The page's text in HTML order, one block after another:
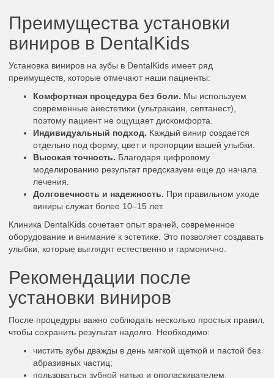
Преимущества установки
виниров в DentalKids
Установка виниров на зубы в DentalKids имеет ряд
преимуществ, которые отмечают наши пациенты:
Комфортная процедура без боли. Мы используем
современные анестетики (ультракаин, септанест),
поэтому пациент не ощущает дискомфорта.
Индивидуальный подход. Каждый винир создается
отдельно под форму, цвет и пропорции вашей улыбки.
Высокая точность. Благодаря цифровому
моделированию результат предсказуем еще до начала
лечения.
Долговечность и надежность. При правильном уходе
виниры служат более 10–15 лет.
Клиника DentalKids сочетает опыт врачей, современное
оборудование и внимание к эстетике. Это позволяет создавать
улыбки, которые выглядят естественно и гармонично.
Рекомендации после
установки виниров
После процедуры важно соблюдать несколько простых правил,
чтобы сохранить результат надолго. Необходимо:
чистить зубы дважды в день мягкой щеткой и пастой без
абразивных частиц;
пользоваться зубной нитью и ополаскивателем;